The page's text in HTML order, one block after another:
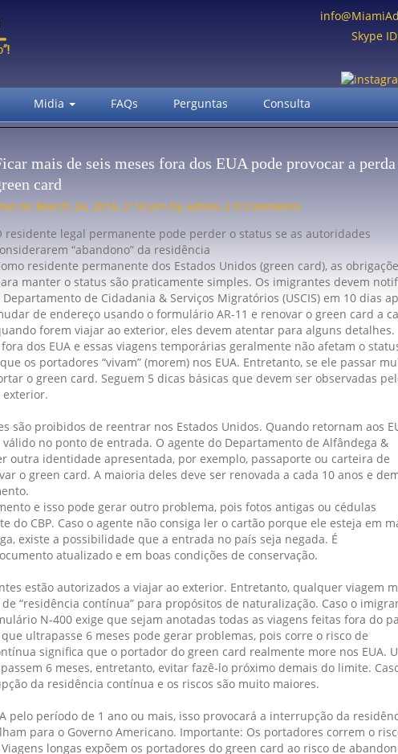
Skype
Midia FAQs Perguntas Consulta
mais de seis meses fora dos EUA pode provocar a perda
card
on March 24, 2016, 2:10 pm by admin-2 0 Comments
residente legal permanente pode perder o status se as autoridades
“abandono” da residência
residente permanente dos Estados Unidos (green card), as
manter o status são praticamente simples. Os imigrantes devem
Departamento de Cidadania & Serviços Migratórios (USCIS) em 10 dias
de endereço usando o formulário AR-11 e renovar o green card a
forem viajar ao exterior, eles devem atentar para alguns detalhes.
dos EUA e essas viagens temporárias geralmente não afetam o
os portadores “vivam” (morem) nos EUA. Entretanto, se ele passar
o green card. Seguem 5 dicas básicas que devem ser observadas
proibidos de reentrar nos Estados Unidos. Quando retornam aos
no ponto de entrada. O agente do Departamento de Alfândega &
outra identidade apresentada, por exemplo, passaporte ou carteira de
o green card. A maioria deles deve ser renovada a cada 10 anos e
e isso pode gerar outro problema, pois fotos antigas ou cédulas
CBP. Caso o agente não consiga ler o cartão porque ele esteja em
existe a possibilidade que a entrada no país seja negada. É
atualizado e em boas condições de conservação.
estão autorizados a viajar ao exterior. Entretanto, qualquer viagem
“residência contínua” para propósitos de naturalização. Caso o
N-400 exige que sejam anotadas todas as viagens feitas fora do
ultrapasse 6 meses pode gerar problemas, pois corre o risco de
significa que o portador do green card realmente more nos EUA.
6 meses, entretanto, evitar fazê-lo próximo demais do limite. Caso
da residência contínua e os riscos são muito maiores.
pelo período de 1 ano ou mais, isso provocará a interrupção da
para o Governo Americano. Importante: Os portadores correm o
longas expõem os portadores do green card ao risco de